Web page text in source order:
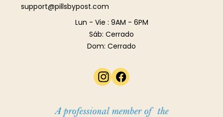
support@pillsbypost.com‍
Lun - Vie : 9AM - 6PM
Sáb: Cerrado
Dom: Cerrado